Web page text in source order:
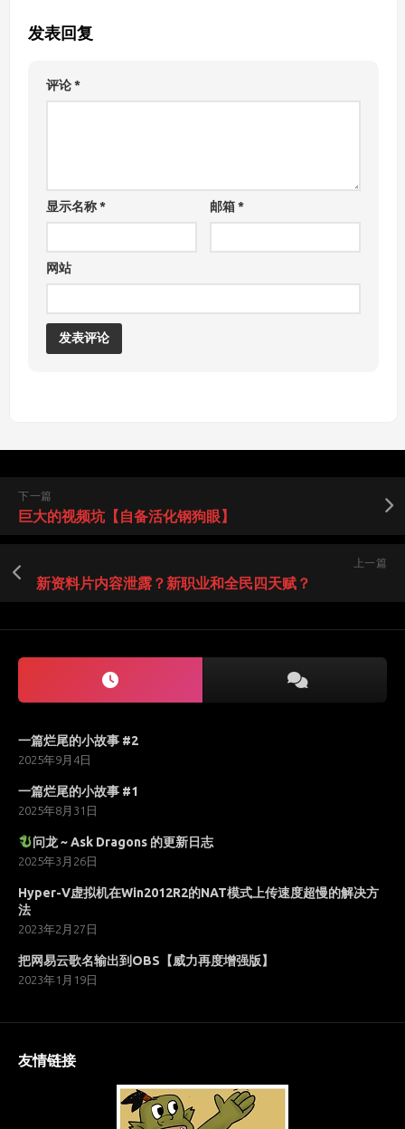
发表回复
评论*
显示名称* 邮箱*
网站
下一篇
巨大的视频坑【自备活化钢狗眼】
上一篇
新资料片内容泄露？新职业和全民四天赋？
一篇烂尾的小故事 #2
2025年9月4日
一篇烂尾的小故事 #1
2025年8月31日
问龙 ~ Ask Dragons 的更新日志
2025年3月26日
Hyper-V虚拟机在Win2012R2的NAT模式上传速度超慢的解决方
法
2023年2月27日
把网易云歌名输出到OBS【威力再度增强版】
2023年1月19日
友情链接